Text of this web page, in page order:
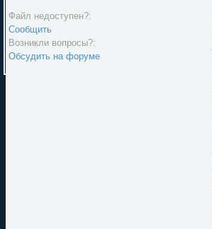
Файл недоступен?:
Сообщить
Возникли вопросы?:
Обсудить на форуме